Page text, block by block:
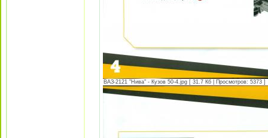
ВАЗ-2121 "Нива" - Кузов 50-4.jpg [ 31.7 Кб | Просмотров: 5373 ]